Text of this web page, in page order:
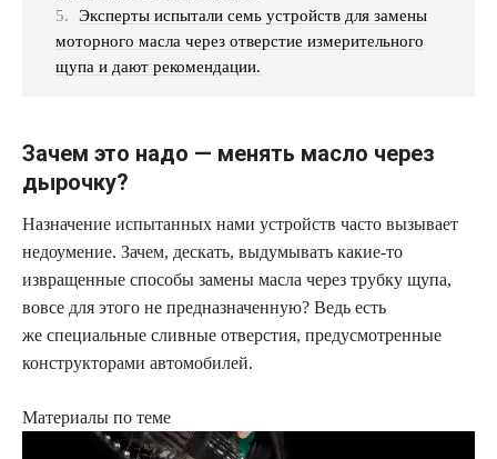
Эксперты испытали семь устройств для замены
моторного масла через отверстие измерительного
щупа и дают рекомендации.
Зачем это надо — менять масло через
дырочку?
Назначение испытанных нами устройств часто вызывает
недоумение. Зачем, дескать, выдумывать какие-то
извращенные способы замены масла через трубку щупа,
вовсе для этого не предназначенную? Ведь есть
же специальные сливные отверстия, предусмотренные
конструкторами автомобилей.
Материалы по теме